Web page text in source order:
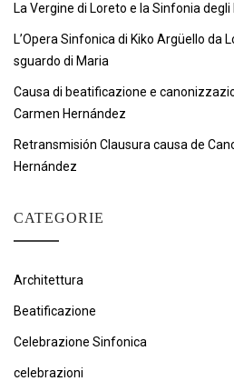
La Vergine di Loreto e la Sinfonia
L’Opera Sinfonica di Kiko Argüello da
sguardo di Maria
Causa di beatificazione e
Carmen Hernández
Retransmisión Clausura causa de
Hernández
CATEGORIE
Architettura
Beatificazione
Celebrazione Sinfonica
celebrazioni